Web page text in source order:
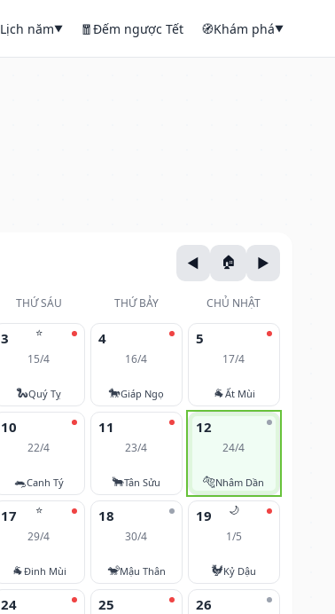
Lịch năm▼ 🧧Đếm ngược Tết 🧭Khám phá▼
THỨ SÁU THỨ BẢY CHỦ NHẬT
⭐
3
15/4
🐍Quý Tỵ
4
16/4
🐎Giáp Ngọ
5
17/4
🐐Ất Mùi
10
22/4
🐀Canh Tý
11
23/4
🐂Tân Sửu
12
24/4
🐅Nhâm Dần
⭐
17
29/4
🐐Đinh Mùi
18
30/4
🐒Mậu Thân
🌙
19
1/5
🐓Kỷ Dậu
24 25 26